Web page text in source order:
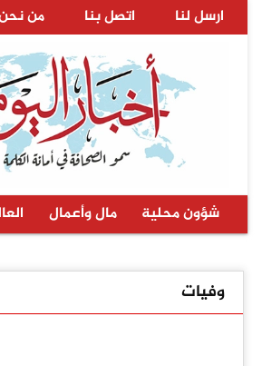
ارسل لنا اتصل بنا من
شؤون محلية مال وأعمال
وفيات